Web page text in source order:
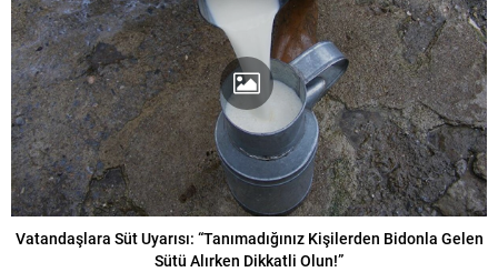
Vatandaşlara Süt Uyarısı: “Tanımadığınız Kişilerden Bidonla Gelen
Sütü Alırken Dikkatli Olun!”